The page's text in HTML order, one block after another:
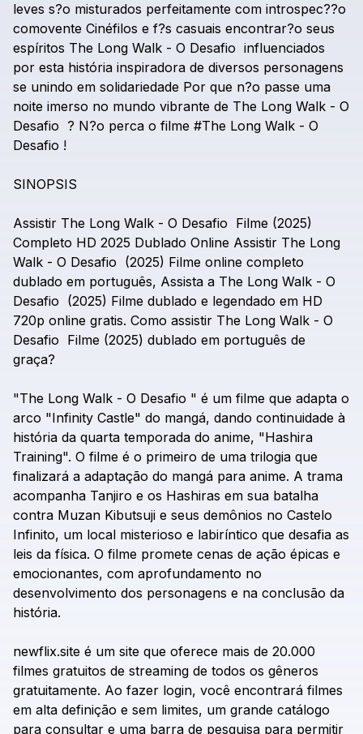
leves s?o misturados perfeitamente com introspec??o
comovente Cinéfilos e f?s casuais encontrar?o seus
espíritos The Long Walk - O Desafio influenciados
por esta história inspiradora de diversos personagens
se unindo em solidariedade Por que n?o passe uma
noite imerso no mundo vibrante de The Long Walk - O
Desafio ? N?o perca o filme #The Long Walk - O
Desafio !
SINOPSIS
Assistir The Long Walk - O Desafio Filme (2025)
Completo HD 2025 Dublado Online Assistir The Long
Walk - O Desafio (2025) Filme online completo
dublado em português, Assista a The Long Walk - O
Desafio (2025) Filme dublado e legendado em HD
720p online gratis. Como assistir The Long Walk - O
Desafio Filme (2025) dublado em português de
graça?
"The Long Walk - O Desafio " é um filme que adapta o
arco "Infinity Castle" do mangá, dando continuidade à
história da quarta temporada do anime, "Hashira
Training". O filme é o primeiro de uma trilogia que
finalizará a adaptação do mangá para anime. A trama
acompanha Tanjiro e os Hashiras em sua batalha
contra Muzan Kibutsuji e seus demônios no Castelo
Infinito, um local misterioso e labiríntico que desafia as
leis da física. O filme promete cenas de ação épicas e
emocionantes, com aprofundamento no
desenvolvimento dos personagens e na conclusão da
história.
newflix.site é um site que oferece mais de 20.000
filmes gratuitos de streaming de todos os gêneros
gratuitamente. Ao fazer login, você encontrará filmes
em alta definição e sem limites, um grande catálogo
para consultar e uma barra de pesquisa para permitir